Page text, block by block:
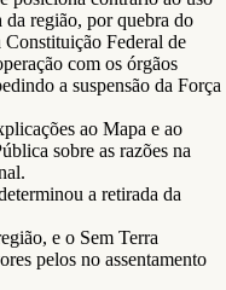
da região, por quebra do
Federal de
com os órgãos
a suspensão da Força
ao Mapa e ao
sobre as razões na
a retirada da
e o Sem Terra
pelos no assentamento